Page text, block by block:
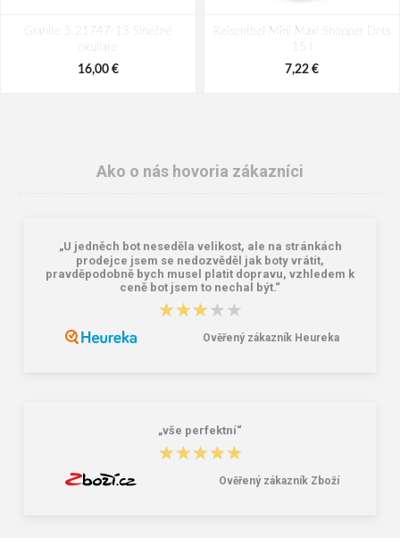
Granite 5 21747-13 Slnečné
okuliare
16,00 €
Reisenthel Mini Maxi Shopper Dots
15 l
7,22 €
Lee Cooper LCW-26-07-4152M
Pánske šľapky čierne
Demar Detské gumáky zateplené
MAMMUT S 0300 I tmavě šedá
Ako o nás hovoria zákazníci
„U jedněch bot neseděla velikost, ale na stránkách
prodejce jsem se nedozvěděl jak boty vrátit,
pravděpodobně bych musel platit dopravu, vzhledem k
ceně bot jsem to nechal být.“
★★★★★
★★★★★
Ověřený zákazník Heureka
„vše perfektní“
★★★★★
★★★★★
Ověřený zákazník Zboží